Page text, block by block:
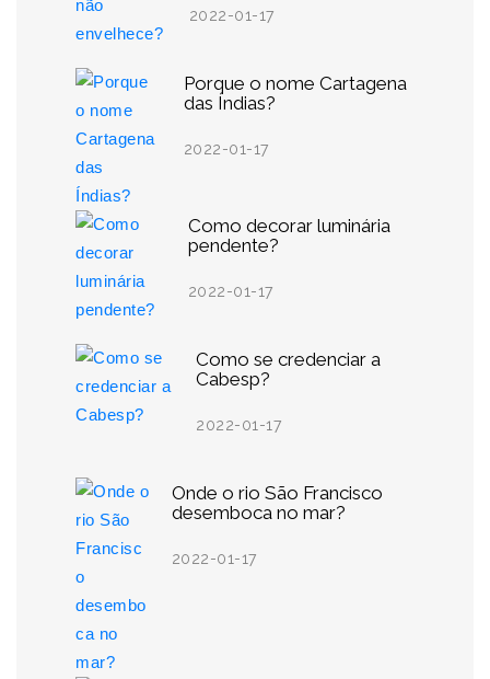
2022-01-17
Porque o nome Cartagena
das Índias?
2022-01-17
Como decorar luminária
pendente?
2022-01-17
Como se credenciar a
Cabesp?
2022-01-17
Onde o rio São Francisco
desemboca no mar?
2022-01-17